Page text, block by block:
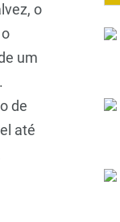
o
um
de
até